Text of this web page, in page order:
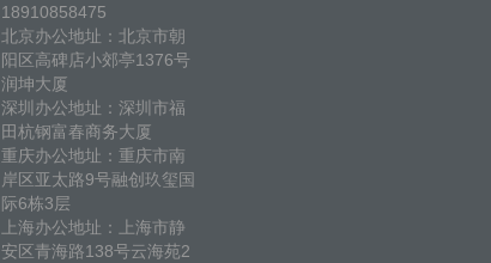
18910858475
北京办公地址：北京市朝
阳区高碑店小郊亭1376号
润坤大厦
深圳办公地址：深圳市福
田杭钢富春商务大厦
重庆办公地址：重庆市南
岸区亚太路9号融创玖玺国
际6栋3层
上海办公地址：上海市静
安区青海路138号云海苑2